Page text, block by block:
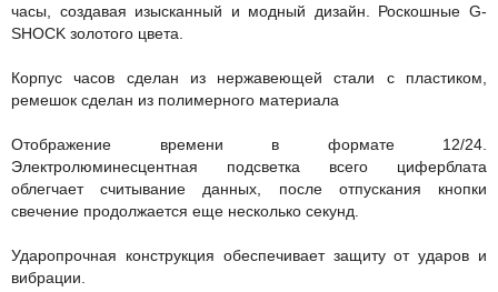
часы, создавая изысканный и модный дизайн. Роскошные G-
SHOCK золотого цвета.
Корпус часов сделан из нержавеющей стали с пластиком,
ремешок сделан из полимерного материала
Отображение времени в формате 12/24.
Электролюминесцентная подсветка всего циферблата
облегчает считывание данных, после отпускания кнопки
свечение продолжается еще несколько секунд.
Ударопрочная конструкция обеспечивает защиту от ударов и
вибрации.